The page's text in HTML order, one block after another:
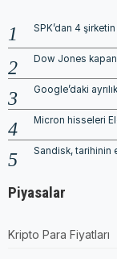
SPK’dan 4
Dow Jones
Google’daki
Micron hisseleri
Sandisk, tarihinin
Piyasalar
Kripto Para Fiyatları